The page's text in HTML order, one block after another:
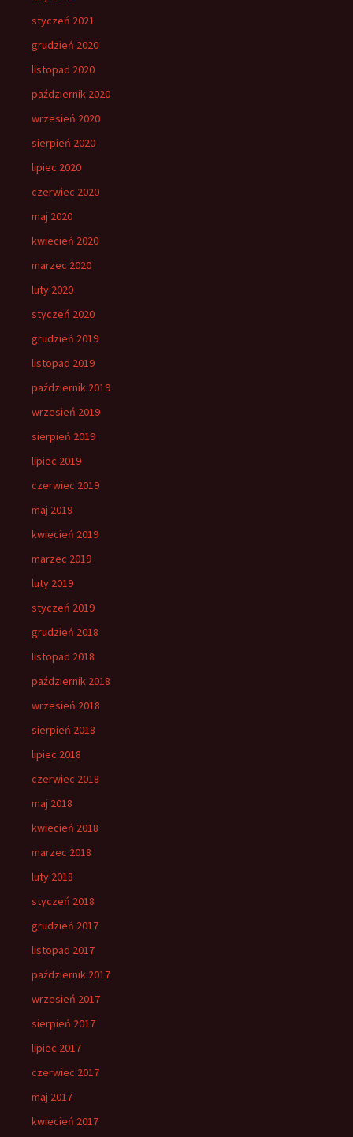
styczeń 2021
grudzień 2020
listopad 2020
październik 2020
wrzesień 2020
sierpień 2020
lipiec 2020
czerwiec 2020
maj 2020
kwiecień 2020
marzec 2020
luty 2020
styczeń 2020
grudzień 2019
listopad 2019
październik 2019
wrzesień 2019
sierpień 2019
lipiec 2019
czerwiec 2019
maj 2019
kwiecień 2019
marzec 2019
luty 2019
styczeń 2019
grudzień 2018
listopad 2018
październik 2018
wrzesień 2018
sierpień 2018
lipiec 2018
czerwiec 2018
maj 2018
kwiecień 2018
marzec 2018
luty 2018
styczeń 2018
grudzień 2017
listopad 2017
październik 2017
wrzesień 2017
sierpień 2017
lipiec 2017
czerwiec 2017
maj 2017
kwiecień 2017